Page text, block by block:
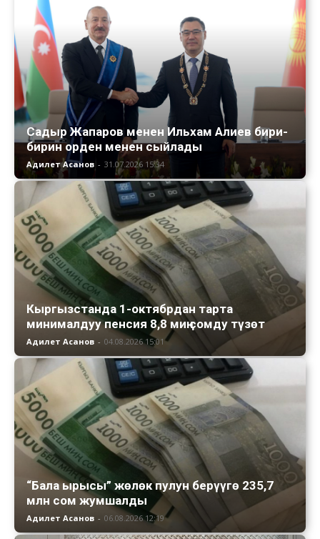
Садыр Жапаров менен Ильхам Алиев бири-
бирин орден менен сыйлады
Адилет Асанов - 31.07.2026 15:34
Кыргызстанда 1-октябрдан тарта
минималдуу пенсия 8,8 миң сомду түзөт
Адилет Асанов - 04.08.2026 15:01
“Бала ырысы” жөлөк пулун берүүгө 235,7
млн сом жумшалды
Адилет Асанов - 06.08.2026 12:19